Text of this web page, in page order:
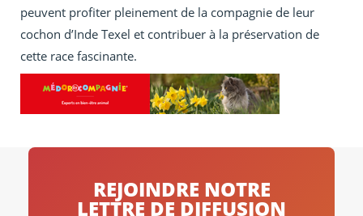
peuvent profiter pleinement de la compagnie de leur
cochon d’Inde Texel et contribuer à la préservation de
cette race fascinante.
REJOINDRE NOTRE
LETTRE DE DIFFUSION